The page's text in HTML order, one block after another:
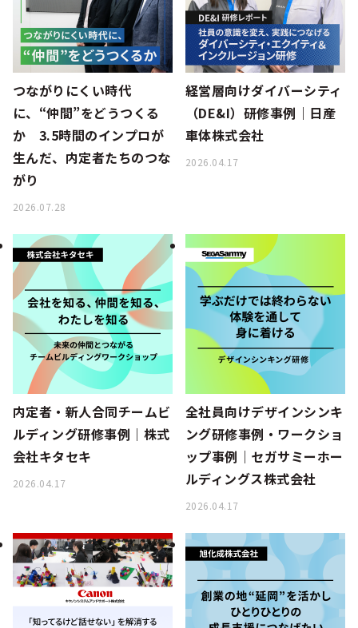
つながりにくい時代
に、“仲間”をどうつくる
か 3.5時間のインプロが
生んだ、内定者たちのつな
がり
2026.07.28
経営層向けダイバーシティ
（DE&I）研修事例｜日産
車体株式会社
2026.04.17
内定者・新人合同チームビ
ルディング研修事例｜株式
会社キタセキ
2026.04.17
全社員向けデザインシンキ
ング研修事例・ワークショ
ップ事例｜セガサミーホー
ルディングス株式会社
2026.04.17